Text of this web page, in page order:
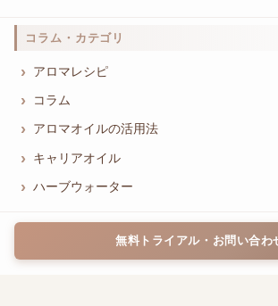
コラム・カテゴリ
アロマレシピ
コラム
アロマオイルの活用法
キャリアオイル
ハーブウォーター
無料トライアル・お問い合わ